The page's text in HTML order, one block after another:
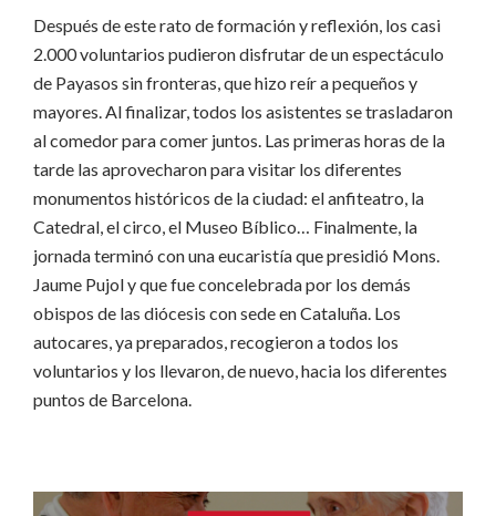
Después de este rato de formación y reflexión, los casi
2.000 voluntarios pudieron disfrutar de un espectáculo
de Payasos sin fronteras, que hizo reír a pequeños y
mayores. Al finalizar, todos los asistentes se trasladaron
al comedor para comer juntos. Las primeras horas de la
tarde las aprovecharon para visitar los diferentes
monumentos históricos de la ciudad: el anfiteatro, la
Catedral, el circo, el Museo Bíblico… Finalmente, la
jornada terminó con una eucaristía que presidió Mons.
Jaume Pujol y que fue concelebrada por los demás
obispos de las diócesis con sede en Cataluña. Los
autocares, ya preparados, recogieron a todos los
voluntarios y los llevaron, de nuevo, hacia los diferentes
puntos de Barcelona.